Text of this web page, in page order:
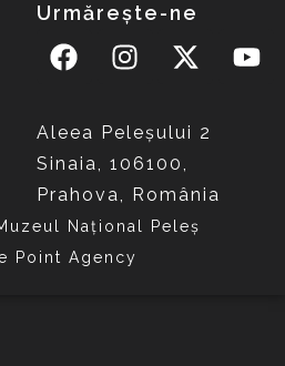
Urmărește-ne
Aleea Peleşului 2
Sinaia, 106100,
Prahova, România
Național Peleș
Point Agency